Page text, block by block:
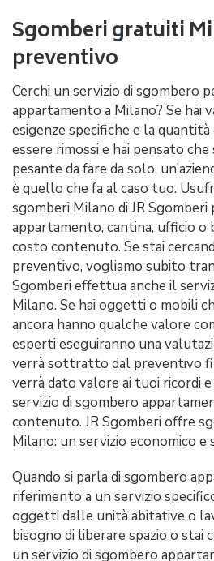
Sgomberi gratuiti
preventivo
Cerchi un servizio di sgombero
appartamento a Milano? Se hai
esigenze specifiche e la
essere rimossi e hai pensato
pesante da fare da solo,
è quello che fa al caso tuo.
sgomberi Milano di JR
appartamento, cantina, ufficio o
costo contenuto. Se stai
preventivo, vogliamo subito
Sgomberi effettua anche il
Milano. Se hai oggetti o mobili
ancora hanno qualche valore
esperti eseguiranno una
verrà sottratto dal preventivo
verrà dato valore ai tuoi ricordi
servizio di sgombero
contenuto. JR Sgomberi offre
Milano: un servizio economico e
Quando si parla di sgombero
riferimento a un servizio
oggetti dalle unità abitative o
bisogno di liberare spazio o stai
un servizio di sgombero